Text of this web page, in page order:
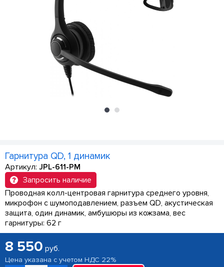
Гарнитура QD, 1 динамик
Артикул: JPL-611-PM
Запросить наличие
Проводная колл-центровая гарнитура среднего уровня,
микрофон с шумоподавлением, разъем QD, акустическая
защита, один динамик, амбушюры из кожзама, вес
гарнитуры: 62 г
8 550 руб.
Цена указана с учетом НДС 22%